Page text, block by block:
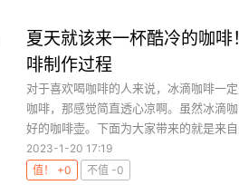
夏天就该来一杯酷冷的咖
啡制作过程
对于喜欢喝咖啡的人来说，冰滴咖啡一
咖啡，那感觉简直透心凉啊。虽然冰滴
好的咖啡壶。下面为大家带来的就是来
2023-1-20 17:19
值！ +0
不值 -0